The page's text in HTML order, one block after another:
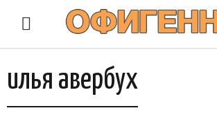
илья авербух